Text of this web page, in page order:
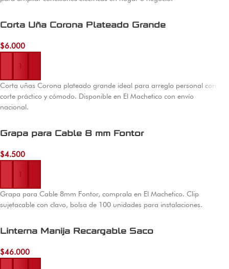
Corta Uña Corona Plateado Grande
$6.000
Añadir al carrito
Corta uñas Corona plateado grande ideal para arreglo personal con
corte práctico y cómodo. Disponible en El Machetico con envío
nacional.
Grapa para Cable 8 mm Fontor
$4.500
Añadir al carrito
Grapa para Cable 8mm Fontor, comprala en El Machetico. Clip
sujetacable con clavo, bolsa de 100 unidades para instalaciones.
Linterna Manija Recargable Saco
$46.000
Añadir al carrito